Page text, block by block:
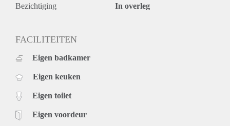
iedereen reageren. Wij nodigen doorgaans circa 5 kandidaten
persoonlijk beantwoorden of uitnodigen.
Bezichtiging In overleg
FACILITEITEN
Eigen badkamer
Eigen keuken
Eigen toilet
Eigen voordeur